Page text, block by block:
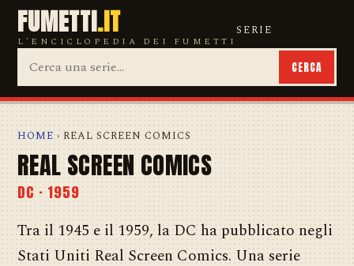
FUMETTI.IT
L'ENCICLOPEDIA DEI FUMETTI
SERIE
CERCA
HOME › REAL SCREEN COMICS
REAL SCREEN COMICS
DC · 1959
Tra il 1945 e il 1959, la DC ha pubblicato negli
Stati Uniti Real Screen Comics. Una serie